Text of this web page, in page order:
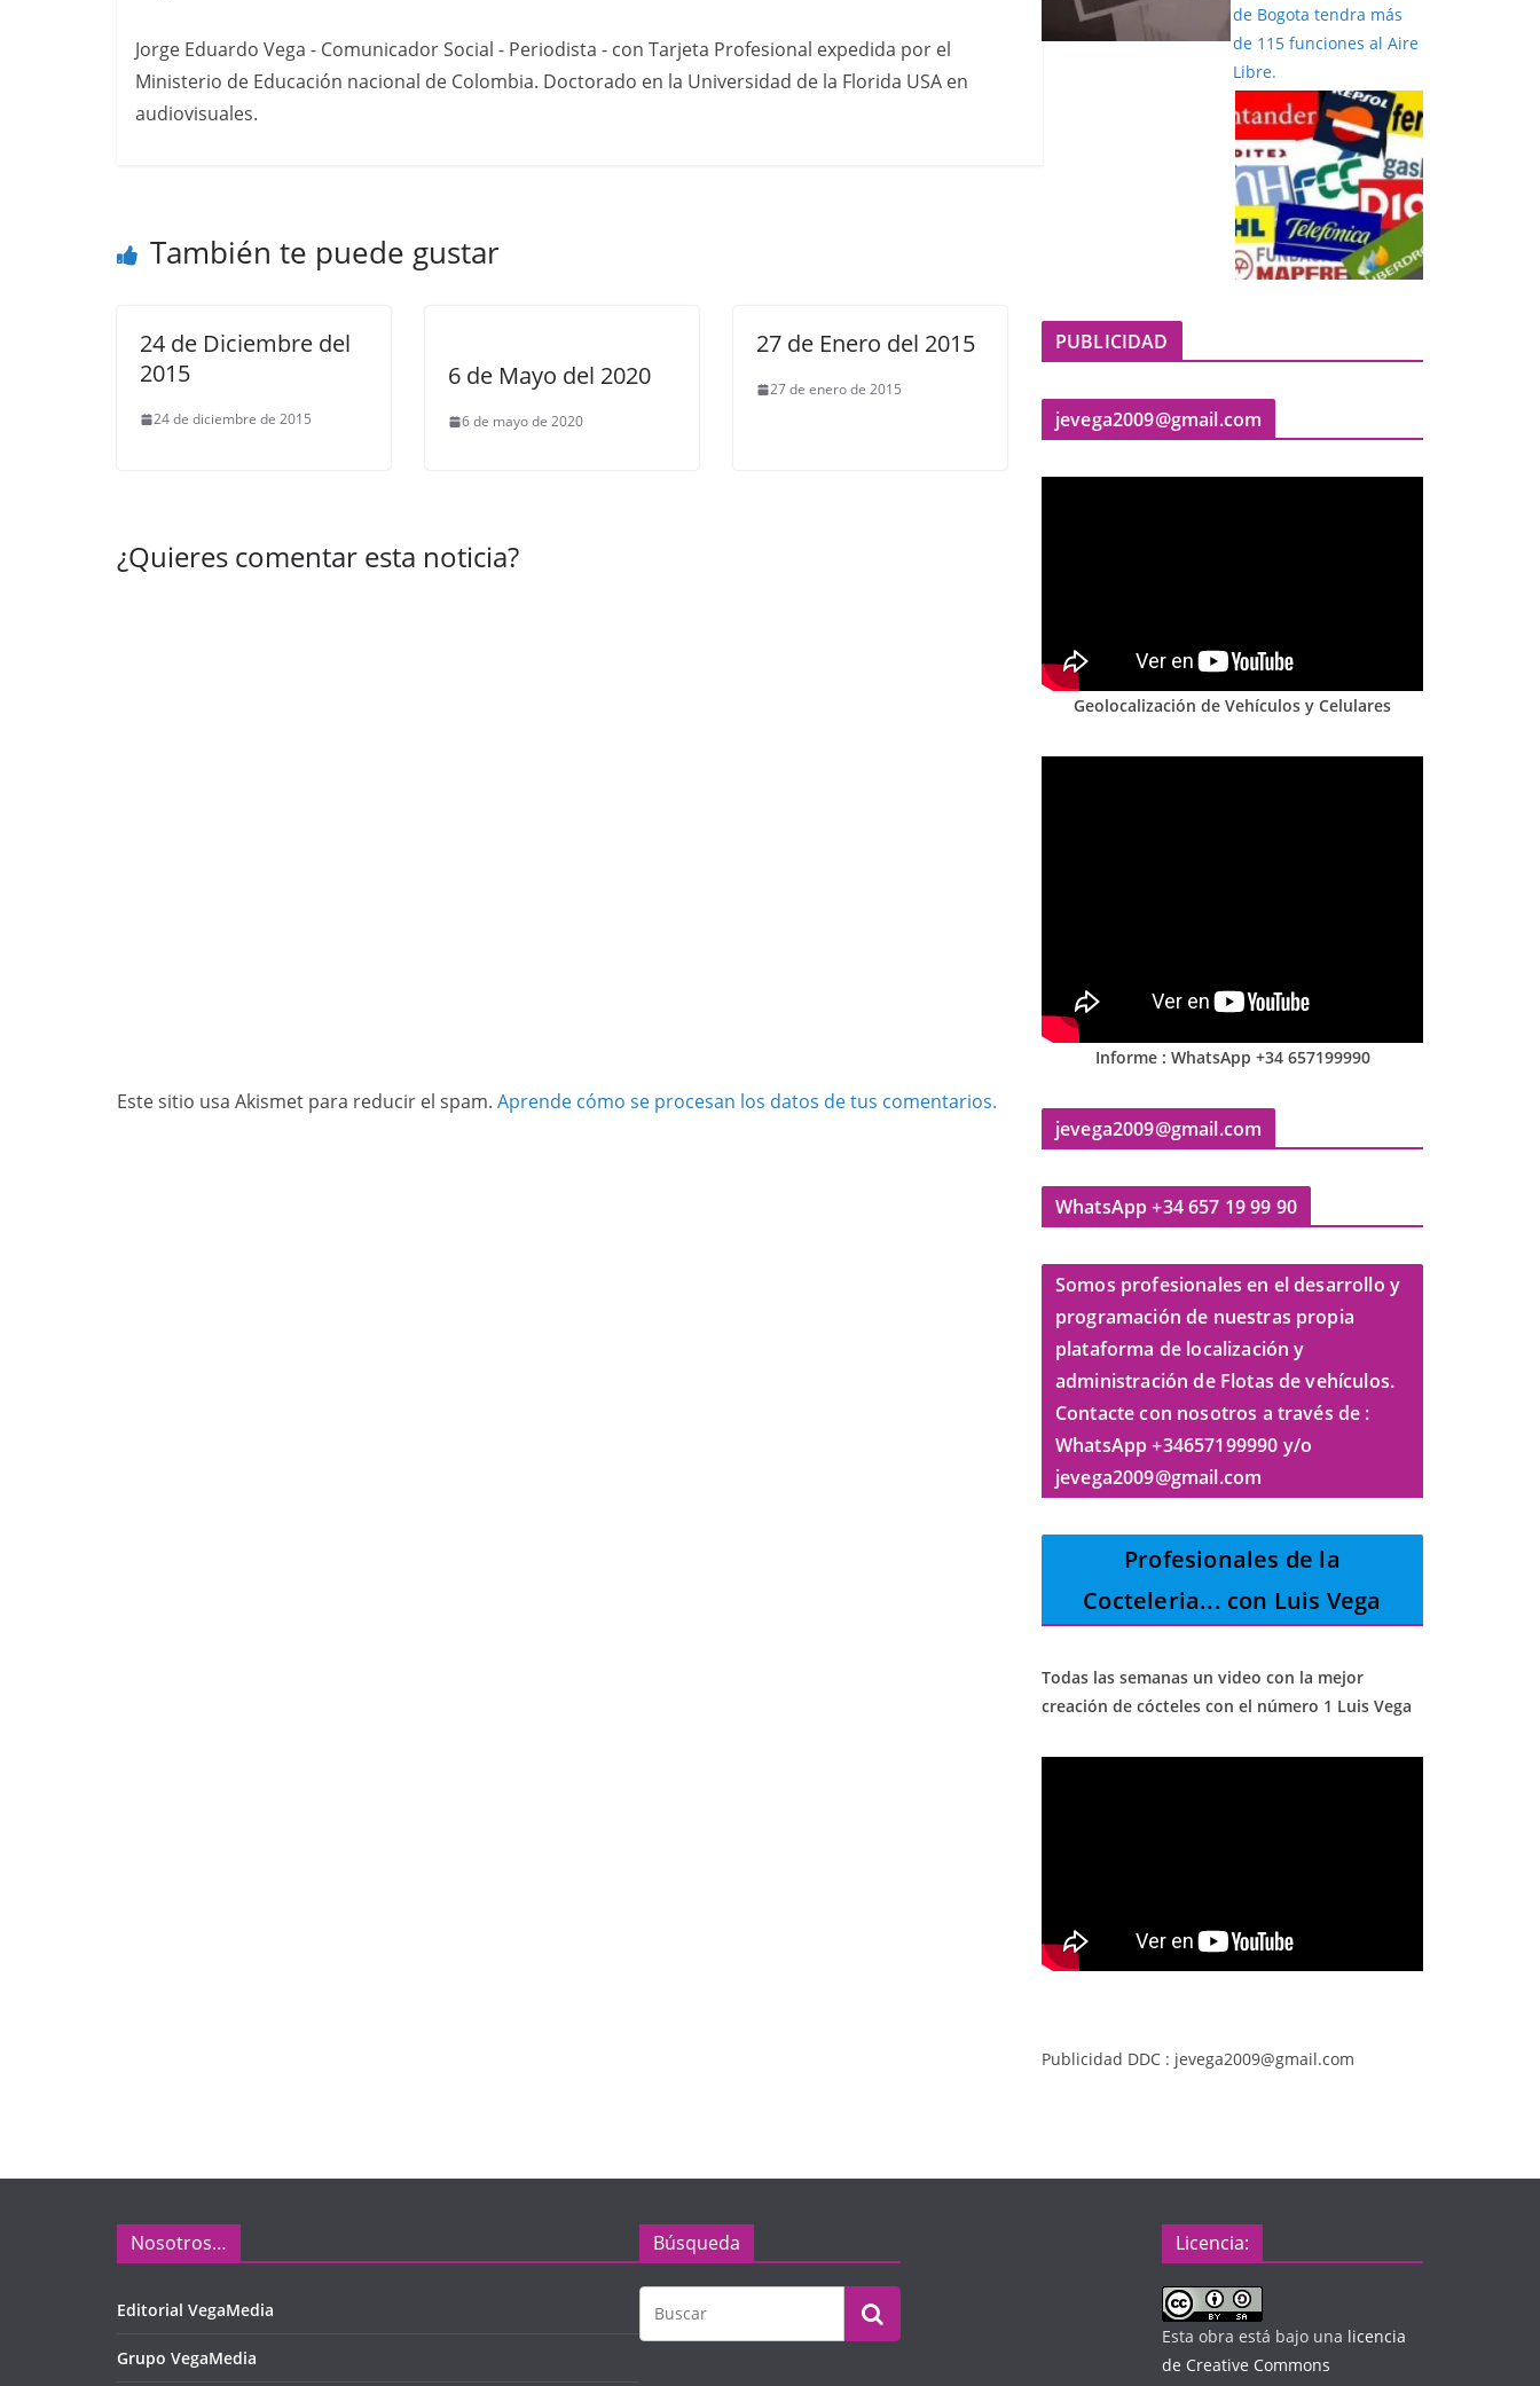
Jorge Eduardo Vega - Comunicador Social - Periodista - con Tarjeta Profesional expedida por el
Ministerio de Educación nacional de Colombia. Doctorado en la Universidad de la Florida USA en
audiovisuales.
También te puede gustar
24 de Diciembre del
2015
24 de diciembre de 2015
6 de Mayo del 2020
6 de mayo de 2020
27 de Enero del 2015
27 de enero de 2015
¿Quieres comentar esta noticia?
Este sitio usa Akismet para reducir el spam. Aprende cómo se procesan los datos de tus comentarios.
PUBLICIDAD
jevega2009@gmail.com
Geolocalización de Vehículos y Celulares
Informe : WhatsApp +34 657199990
jevega2009@gmail.com
WhatsApp +34 657 19 99 90
Somos profesionales en el desarrollo y
programación de nuestras propia
plataforma de localización y
administración de Flotas de vehículos.
Contacte con nosotros a través de :
WhatsApp +34657199990 y/o
jevega2009@gmail.com
Profesionales de la
Cocteleria... con Luis Vega
Todas las semanas un video con la mejor
creación de cócteles con el número 1 Luis Vega
Publicidad DDC : jevega2009@gmail.com
Nosotros…
Editorial VegaMedia
Grupo VegaMedia
Búsqueda Licencia:
Esta obra está bajo una licencia
de Creative Commons